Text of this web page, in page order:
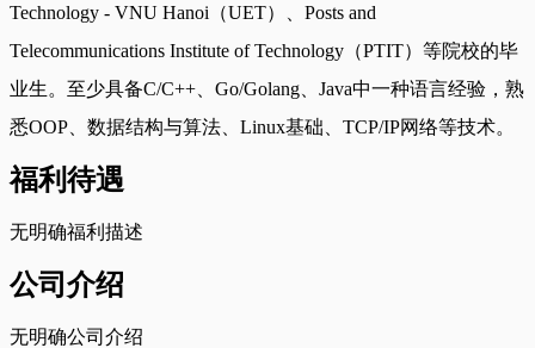
Technology - VNU Hanoi（UET）、Posts and
Telecommunications Institute of Technology（PTIT）等院校的毕
业生。至少具备C/C++、Go/Golang、Java中一种语言经验，熟
悉OOP、数据结构与算法、Linux基础、TCP/IP网络等技术。
福利待遇
无明确福利描述
公司介绍
无明确公司介绍